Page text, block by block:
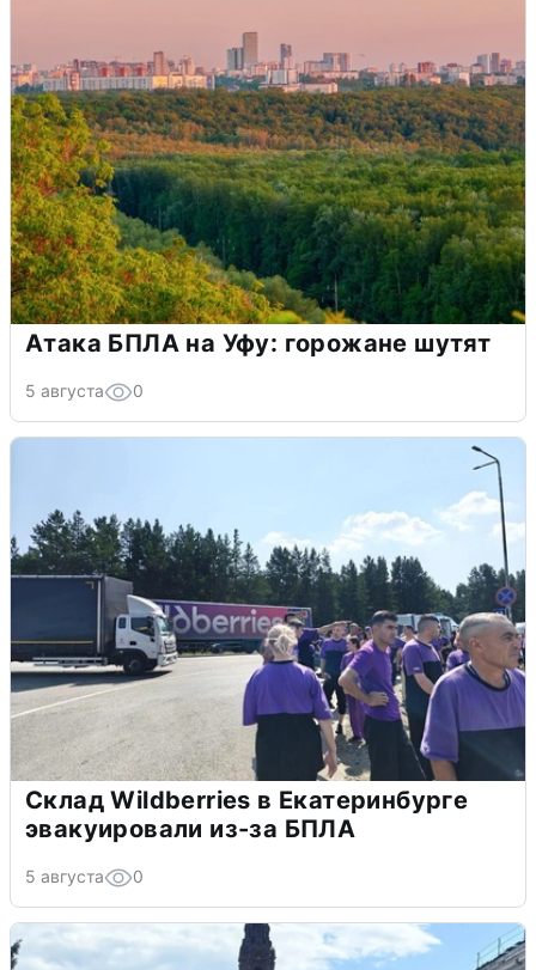
Атака БПЛА на Уфу: горожане шутят
5 августа 0
Склад Wildberries в Екатеринбурге
эвакуировали из-за БПЛА
5 августа 0